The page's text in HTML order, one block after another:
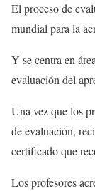
El proceso de
mundial para la
Y se centra en
evaluación del
Una vez que los
de evaluación,
certificado que
Los profesores